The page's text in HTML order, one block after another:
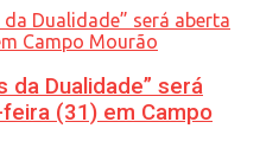
da Dualidade” será
(31) em Campo